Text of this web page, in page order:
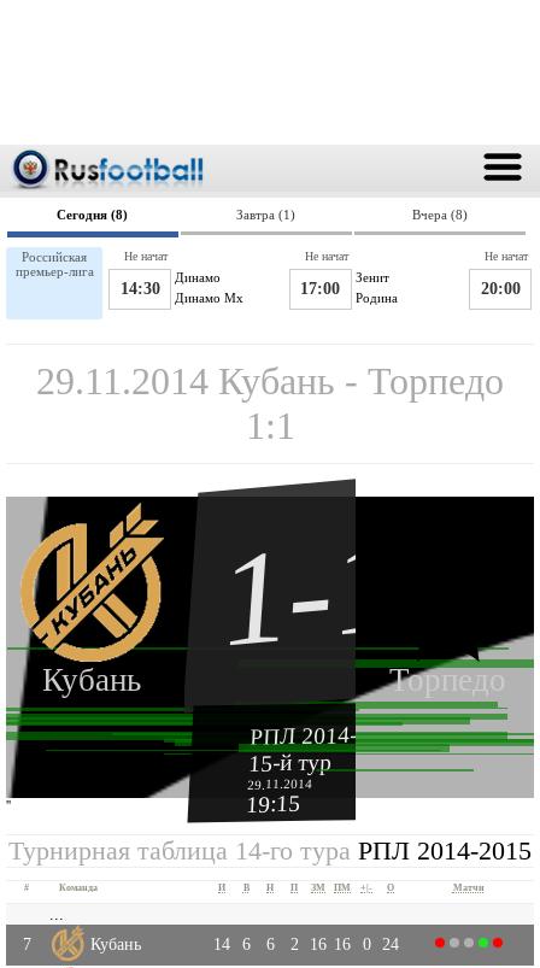
Сегодня (8) Завтра (1) Вчера (8)
Российская
премьер-лига
Динамо
14:30 Динамо Мх
Не начат
Зенит
17:00 Родина
Не начат
20:00
Не начат
29.11.2014 Кубань - Торпедо
1:1
Кубань Торпедо
1-1
РПЛ 2014-2015
15-й тур
29.11.2014
19:15
''
Турнирная таблица 14-го тура РПЛ 2014-2015
# Команда И В Н П ЗМ ПМ +|- О Матчи
7
Кубань 14 6 6 2 16 16 0 24